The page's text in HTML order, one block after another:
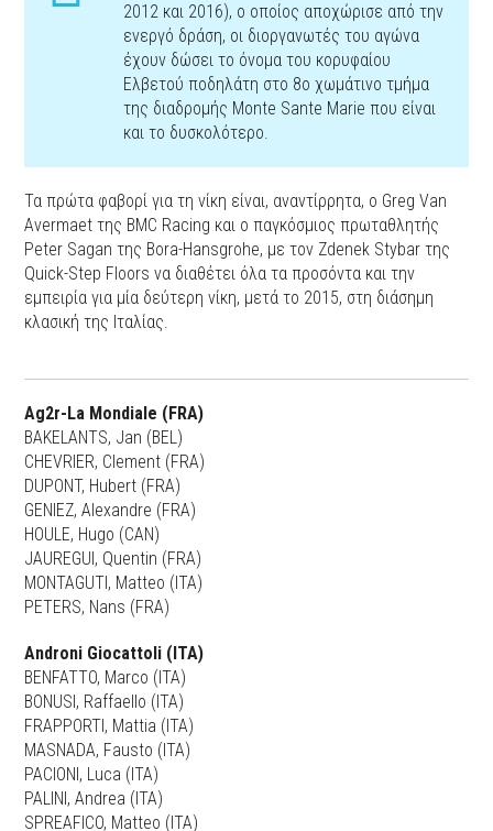
2012 και 2016), ο οποίος αποχώρισε από την
ενεργό δράση, οι διοργανωτές του αγώνα
έχουν δώσει το όνομα του κορυφαίου
Ελβετού ποδηλάτη στο 8ο χωμάτινο τμήμα
της διαδρομής Monte Sante Marie που είναι
και το δυσκολότερο.
Τα πρώτα φαβορί για τη νίκη είναι, αναντίρρητα, ο Greg Van
Avermaet της BMC Racing και ο παγκόσμιος πρωταθλητής
Peter Sagan της Bora-Hansgrohe, με τον Zdenek Stybar της
Quick-Step Floors να διαθέτει όλα τα προσόντα και την
εμπειρία για μία δεύτερη νίκη, μετά το 2015, στη διάσημη
κλασική της Ιταλίας.
Ag2r-La Mondiale (FRA)
BAKELANTS, Jan (BEL)
CHEVRIER, Clement (FRA)
DUPONT, Hubert (FRA)
GENIEZ, Alexandre (FRA)
HOULE, Hugo (CAN)
JAUREGUI, Quentin (FRA)
MONTAGUTI, Matteo (ITA)
PETERS, Nans (FRA)
Androni Giocattoli (ITA)
BENFATTO, Marco (ITA)
BONUSI, Raffaello (ITA)
FRAPPORTI, Mattia (ITA)
MASNADA, Fausto (ITA)
PACIONI, Luca (ITA)
PALINI, Andrea (ITA)
SPREAFICO, Matteo (ITA)